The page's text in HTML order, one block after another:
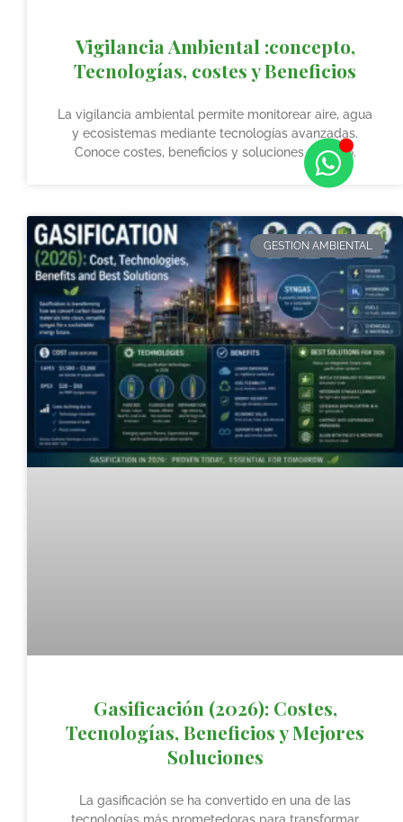
Vigilancia Ambiental :concepto,
Tecnologías, costes y Beneficios
La vigilancia ambiental permite monitorear aire, agua
y ecosistemas mediante tecnologías avanzadas.
Conoce costes, beneficios y soluciones en 2026.
GESTION AMBIENTAL
Gasificación (2026): Costes,
Tecnologías, Beneficios y Mejores
Soluciones
La gasificación se ha convertido en una de las